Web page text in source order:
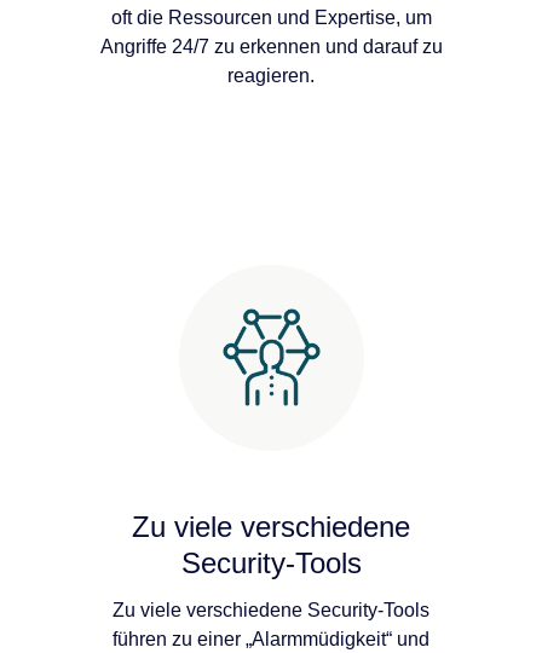
oft die Ressourcen und Expertise, um
Angriffe 24/7 zu erkennen und darauf zu
reagieren.
Zu viele verschiedene
Security-Tools
Zu viele verschiedene Security-Tools
führen zu einer „Alarmmüdigkeit“ und